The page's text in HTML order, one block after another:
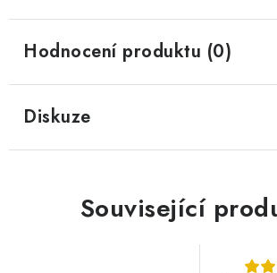
Hodnocení produktu (0)
Diskuze
Související